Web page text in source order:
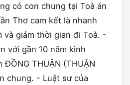
có con chung tại Toà án
Thơ cam kết là nhanh
và giảm thời gian đi Toà. -
với gần 10 năm kinh
THUẬN (THUẬN
chung. - Luật sư của